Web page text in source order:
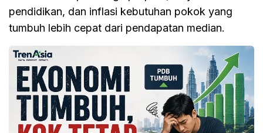
pendidikan, dan inflasi kebutuhan pokok yang
tumbuh lebih cepat dari pendapatan median.